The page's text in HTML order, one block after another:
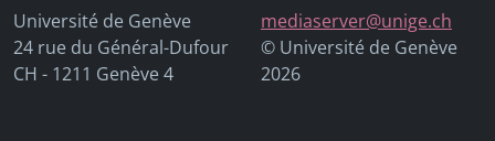
Université de Genève
24 rue du Général-Dufour
CH - 1211 Genève 4
mediaserver@unige.ch
© Université de Genève
2026